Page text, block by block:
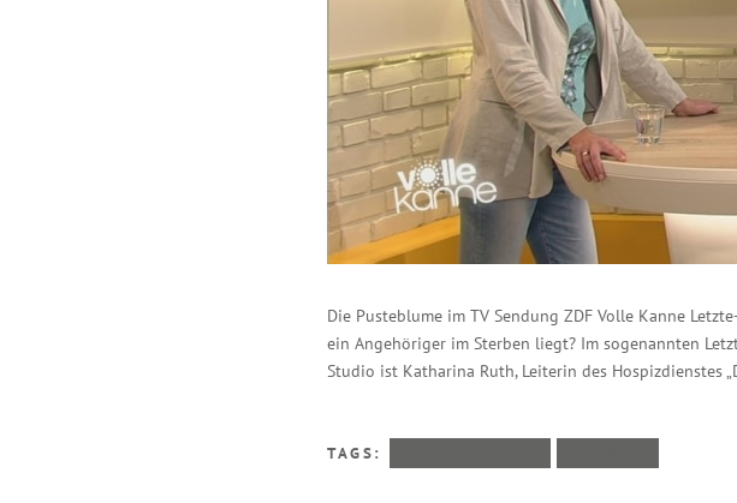
Die Pusteblume im TV Sendung ZDF Volle Kanne
ein Angehöriger im Sterben liegt? Im sogenannten
Studio ist Katharina Ruth, Leiterin des Hospizdienstes
TAGS: